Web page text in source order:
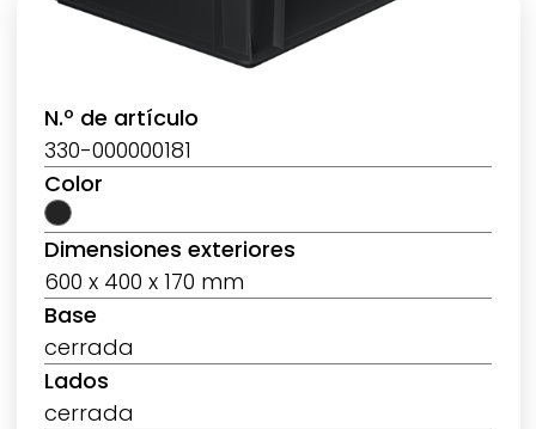
N.º de artículo
330-000000181
Color
Dimensiones exteriores
600 x 400 x 170 mm
Base
cerrada
Lados
cerrada